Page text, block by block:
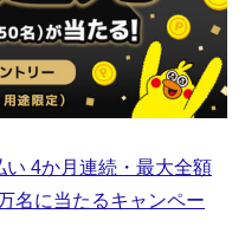
い 4か月連続・最大全額
名に当たるキャンペー